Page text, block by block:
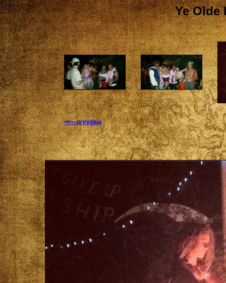
Ye Olde
<<-- previous